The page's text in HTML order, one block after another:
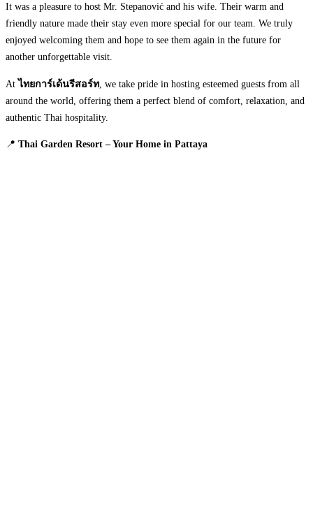
It was a pleasure to host Mr. Stepanović and his wife. Their warm and
friendly nature made their stay even more special for our team. We truly
enjoyed welcoming them and hope to see them again in the future for
another unforgettable visit.
Atไทยการ์เด้นรีสอร์ท , we take pride in hosting esteemed guests from all
around the world, offering them a perfect blend of comfort, relaxation, and
authentic Thai hospitality.
📍 Thai Garden Resort – Your Home in Pattaya